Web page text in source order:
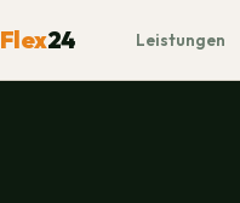
Flex24 Leistungen